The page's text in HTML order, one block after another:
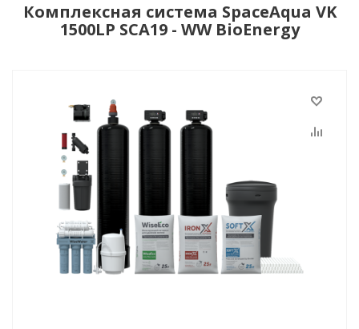
Комплексная система SpaceAqua VK
1500LP SCA19 - WW BioEnergy